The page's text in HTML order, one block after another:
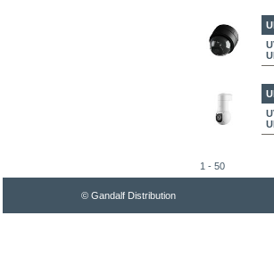
1 - 50
© Gandalf Distribution